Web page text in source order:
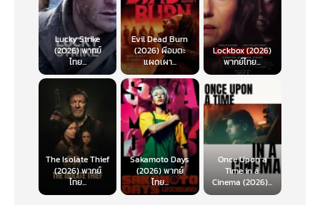
Lucky Strike
(2026) พากย์
ไทย...
Evil Dead Burn
(2026) ผีอมตะ
แผดเผา...
Lockbox (2026)
พากย์ไทย...
The Isolate Thief
(2026) พากย์
ไทย...
Sakamoto Days
(2026) พากย์
ไทย...
Once Upon a
Time in a
Cinema (2026)...